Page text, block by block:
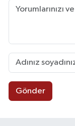
Gönder